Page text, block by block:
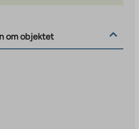
om objektet